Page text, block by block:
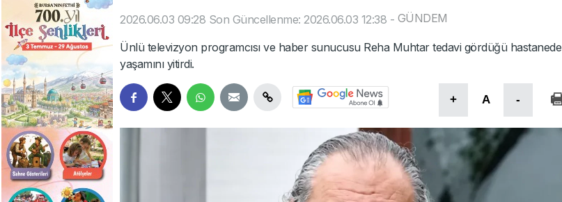
2026.06.03 09:28 Son Güncellenme: 2026.06.03 12:38 - GÜNDEM
Ünlü televizyon programcısı ve haber sunucusu Reha Muhtar tedavi gördüğü hastanede
yaşamını yitirdi.
+ A -